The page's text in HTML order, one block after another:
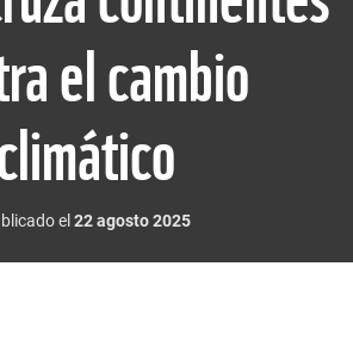
el cambio
el 22 agosto 2025